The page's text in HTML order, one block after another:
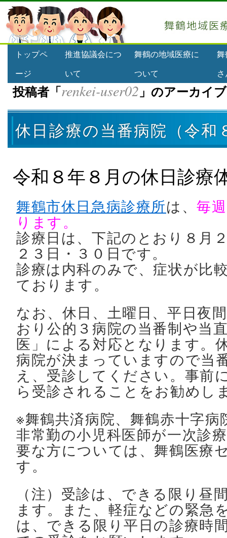
トップペ
ージ
推進協議会につ
いて
舞鶴の地域医療に
ついて
舞
投稿者「renkei-user02」のアーカイブ
休日診療の当番病院（令和
令和８年８月の休日診療
舞鶴市休日急病診療所は、毎週
ります。
診療日は、下記のとおり８月
２３日・３０日です。
診療は内科のみで、症状が比
ております。
なお、休日、土曜日、平日夜
おり公的３病院の当番制や当
医」による対応となります。
病院が決まっていますので当
え、受診してください。事前
ら受診されることをお勧めし
※舞鶴共済病院、舞鶴赤十字
非常勤の小児科医師が一次診
要な方については、舞鶴医療
す。
（注）受診は、できる限り昼
ます。また、軽症などの緊急
は、できる限り平日の診療時